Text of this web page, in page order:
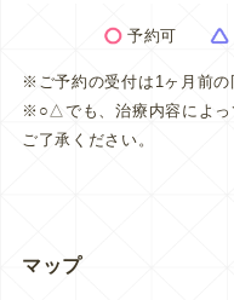
予約可
※ご予約の受付は1ヶ月前の
※○△でも、治療内容によっ
ご了承ください。
マップ